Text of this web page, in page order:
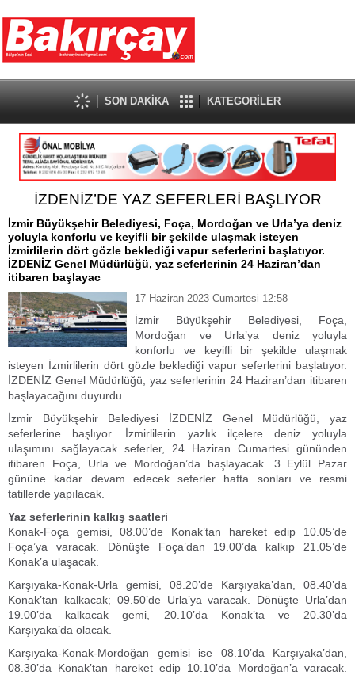
SON DAKİKA KATEGORİLER
İZDENİZ’DE YAZ SEFERLERİ BAŞLIYOR
İzmir Büyükşehir Belediyesi, Foça, Mordoğan ve Urla’ya deniz
yoluyla konforlu ve keyifli bir şekilde ulaşmak isteyen
İzmirlilerin dört gözle beklediği vapur seferlerini başlatıyor.
İZDENİZ Genel Müdürlüğü, yaz seferlerinin 24 Haziran’dan
itibaren başlayac
17 Haziran 2023 Cumartesi 12:58
İzmir Büyükşehir Belediyesi, Foça,
Mordoğan ve Urla’ya deniz yoluyla
konforlu ve keyifli bir şekilde ulaşmak
isteyen İzmirlilerin dört gözle beklediği vapur seferlerini başlatıyor.
İZDENİZ Genel Müdürlüğü, yaz seferlerinin 24 Haziran’dan itibaren
başlayacağını duyurdu.
İzmir Büyükşehir Belediyesi İZDENİZ Genel Müdürlüğü, yaz
seferlerine başlıyor. İzmirlilerin yazlık ilçelere deniz yoluyla
ulaşımını sağlayacak seferler, 24 Haziran Cumartesi gününden
itibaren Foça, Urla ve Mordoğan’da başlayacak. 3 Eylül Pazar
gününe kadar devam edecek seferler hafta sonları ve resmi
tatillerde yapılacak.
Yaz seferlerinin kalkış saatleri
Konak-Foça gemisi, 08.00’de Konak’tan hareket edip 10.05’de
Foça’ya varacak. Dönüşte Foça’dan 19.00’da kalkıp 21.05’de
Konak’a ulaşacak.
Karşıyaka-Konak-Urla gemisi, 08.20’de Karşıyaka’dan, 08.40’da
Konak’tan kalkacak; 09.50’de Urla’ya varacak. Dönüşte Urla’dan
19.00’da kalkacak gemi, 20.10’da Konak’ta ve 20.30’da
Karşıyaka’da olacak.
Karşıyaka-Konak-Mordoğan gemisi ise 08.10’da Karşıyaka’dan,
08.30’da Konak’tan hareket edip 10.10’da Mordoğan’a varacak.